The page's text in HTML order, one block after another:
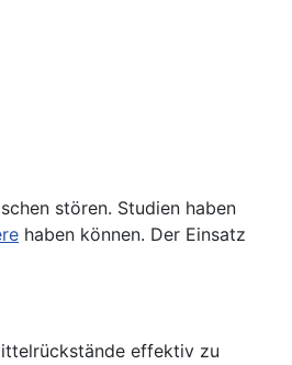
stören. Studien haben
haben können. Der Einsatz
effektiv zu